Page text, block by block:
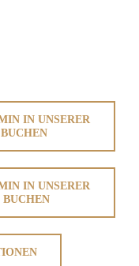
IN UNSERER
IN UNSERER